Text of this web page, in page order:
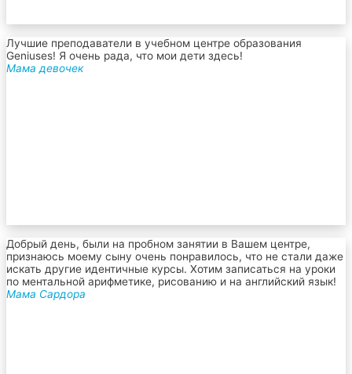
Лучшие преподаватели в учебном центре образования
Geniuses! Я очень рада, что мои дети здесь!
Мама девочек
Добрый день, были на пробном занятии в Вашем центре,
признаюсь моему сыну очень понравилось, что не стали даже
искать другие идентичные курсы. Хотим записаться на уроки
по ментальной арифметике, рисованию и на английский язык!
Мама Сардора